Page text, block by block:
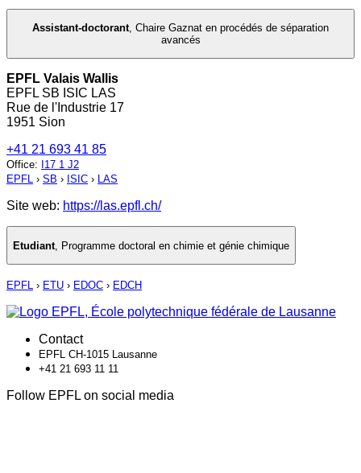
Assistant-doctorant, Chaire Gaznat en procédés de séparation
avancés
EPFL Valais Wallis
EPFL SB ISIC LAS
Rue de l'Industrie 17
1951 Sion
+41 21 693 41 85
Office:
I17 1 J2
EPFL › SB › ISIC › LAS
Site web: https://las.epfl.ch/
Etudiant Programme doctoral en chimie et génie chimique
EPFL › ETU › EDOC › EDCH
Contact
EPFL CH-1015 Lausanne
+41 21 693 11 11
Follow EPFL on social media